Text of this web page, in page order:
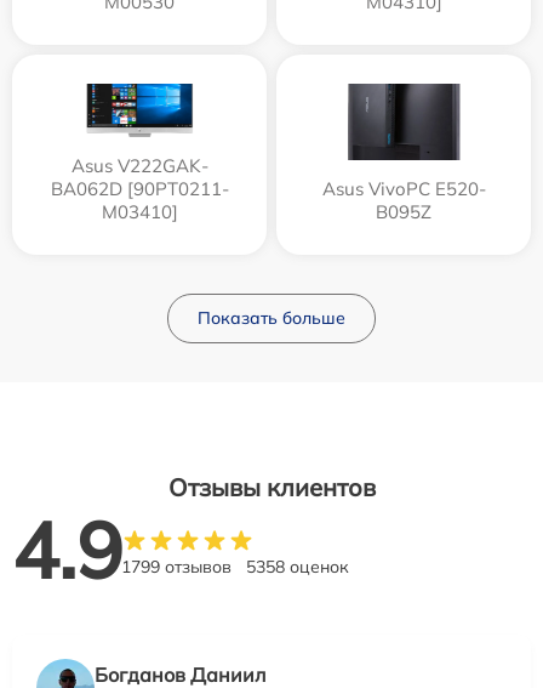
Asus V222GAK-
BA062D [90PT0211-
M03410]
Asus VivoPC E520-
B095Z
Показать больше
Отзывы клиентов
4.91799 отзывов 5358 оценок
Богданов Даниил